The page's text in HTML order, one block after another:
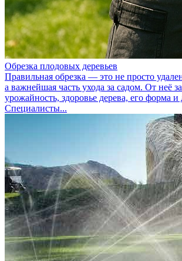
Обрезка плодовых деревьев
Правильная обрезка — это не просто
а важнейшая часть ухода за садом. От неё
урожайность, здоровье дерева, его форма и
Специалисты...